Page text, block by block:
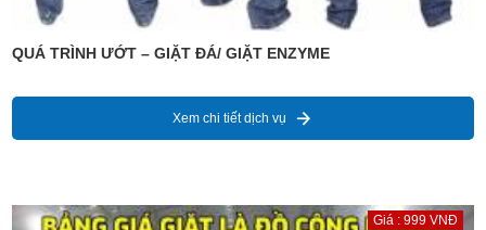
QUÁ TRÌNH ƯỚT – GIẶT ĐÁ/ GIẶT ENZYME
Xem chi tiết dịch vụ
Giá : 999 VNĐ